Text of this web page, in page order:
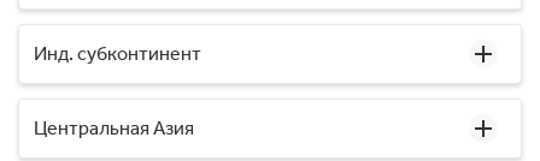
Инд. субконтинент
Центральная Азия